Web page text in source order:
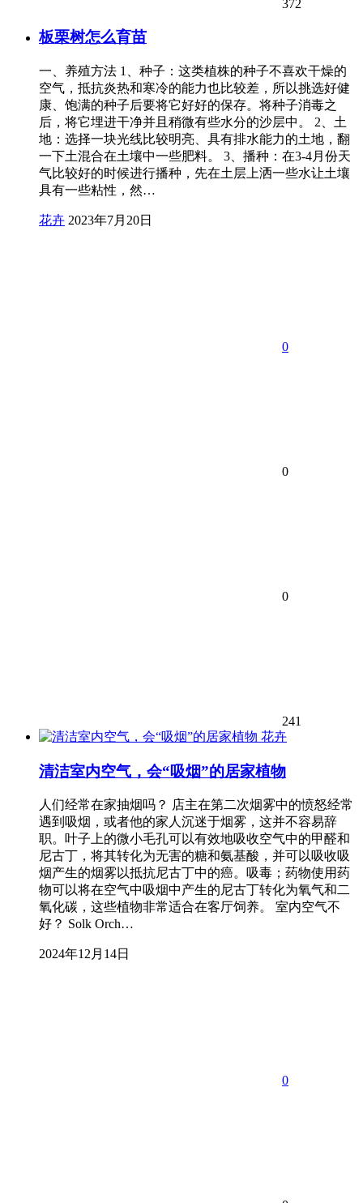
372
板栗树怎么育苗
一、养殖方法 1、种子：这类植株的种子不喜欢干燥的
空气，抵抗炎热和寒冷的能力也比较差，所以挑选好健
康、饱满的种子后要将它好好的保存。将种子消毒之
后，将它埋进干净并且稍微有些水分的沙层中。 2、土
地：选择一块光线比较明亮、具有排水能力的土地，翻
一下土混合在土壤中一些肥料。 3、播种：在3-4月份天
气比较好的时候进行播种，先在土层上洒一些水让土壤
具有一些粘性，然…
花卉 2023年7月20日
0
0
0
241
花卉
清洁室内空气，会“吸烟”的居家植物
人们经常在家抽烟吗？ 店主在第二次烟雾中的愤怒经常
遇到吸烟，或者他的家人沉迷于烟雾，这并不容易辞
职。叶子上的微小毛孔可以有效地吸收空气中的甲醛和
尼古丁，将其转化为无害的糖和氨基酸，并可以吸收吸
烟产生的烟雾以抵抗尼古丁中的癌。吸毒；药物使用药
物可以将在空气中吸烟中产生的尼古丁转化为氧气和二
氧化碳，这些植物非常适合在客厅饲养。 室内空气不
好？ Solk Orch…
2024年12月14日
0